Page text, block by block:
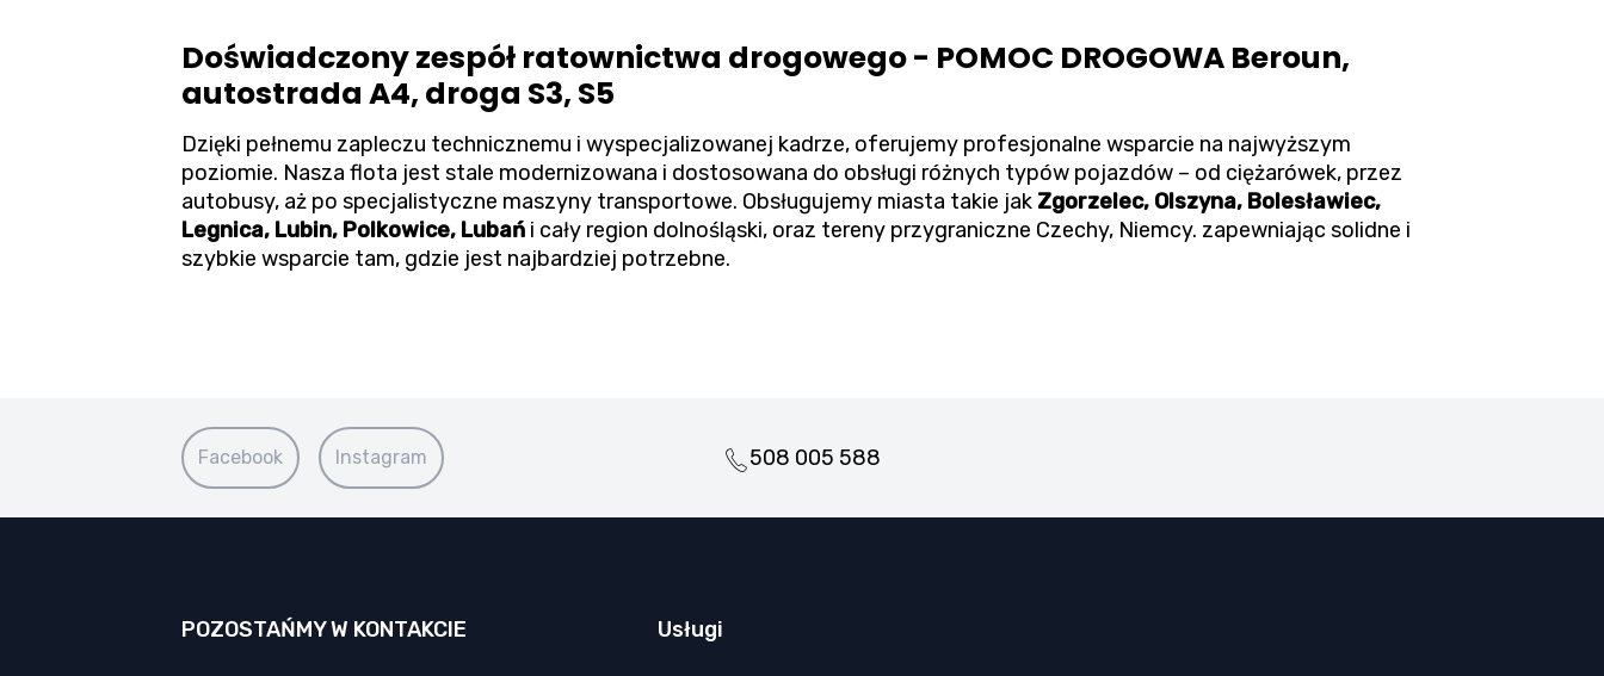
Doświadczony zespół ratownictwa drogowego - POMOC DROGOWA Beroun,
autostrada A4, droga S3, S5
Dzięki pełnemu zapleczu technicznemu i wyspecjalizowanej kadrze, oferujemy profesjonalne wsparcie na najwyższym
poziomie. Nasza flota jest stale modernizowana i dostosowana do obsługi różnych typów pojazdów – od ciężarówek, przez
autobusy, aż po specjalistyczne maszyny transportowe. Obsługujemy miasta takie jak Zgorzelec, Olszyna, Bolesławiec,
Legnica, Lubin, Polkowice, Lubań i cały region dolnośląski, oraz tereny przygraniczne Czechy, Niemcy. zapewniając solidne i
szybkie wsparcie tam, gdzie jest najbardziej potrzebne.
Facebook Instagram 508 005 588
POZOSTAŃMY W KONTAKCIE Usługi